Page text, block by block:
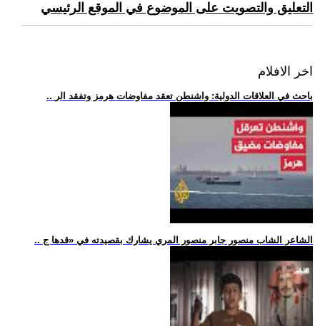
التعليق والتصويت على الموضوع في الموقع الرئيسي
اخر الافلام
.. باحث في العلاقات الدولية: واشنطن تعقد مفاوضات هرمز وتفقد الر
.. الشاعر الشاب منصور جابر منصور المري يشارك بقصيدته في «قدها ج